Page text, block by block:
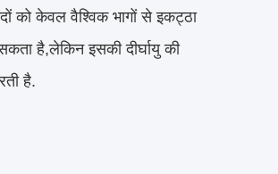
को केवल वैश्विक भागों से इकट्ठा
है,लेकिन इसकी दीर्घायु की
है.